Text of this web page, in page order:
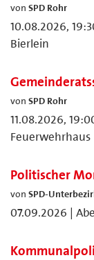
von SPD Rohr
10.08.2026,
Bierlein
von SPD Rohr
11.08.2026,
Feuerwehrhaus
Politischer
von SPD-
07.09.2026 |